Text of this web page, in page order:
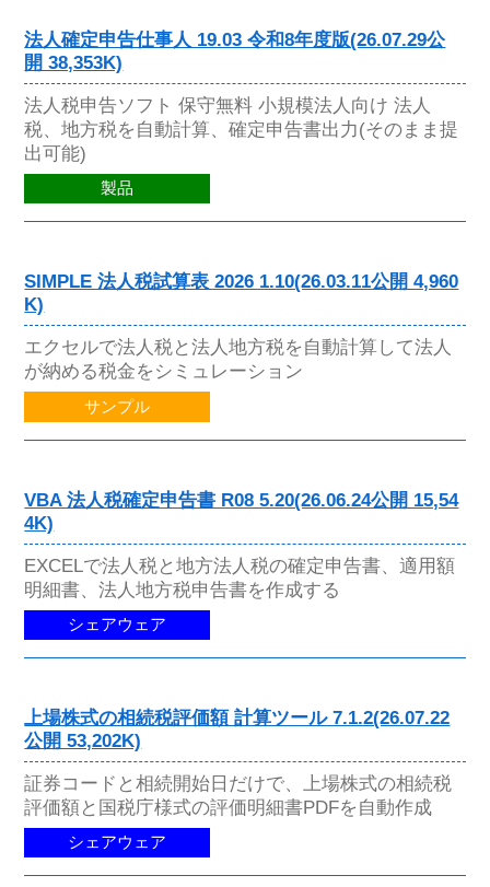
法人確定申告仕事人 19.03 令和8年度版(26.07.29公
開 38,353K)
法人税申告ソフト 保守無料 小規模法人向け 法人
税、地方税を自動計算、確定申告書出力(そのまま提
出可能)
製品
SIMPLE 法人税試算表 2026 1.10(26.03.11公開 4,960
K)
エクセルで法人税と法人地方税を自動計算して法人
が納める税金をシミュレーション
サンプル
VBA 法人税確定申告書 R08 5.20(26.06.24公開 15,54
4K)
EXCELで法人税と地方法人税の確定申告書、適用額
明細書、法人地方税申告書を作成する
シェアウェア
上場株式の相続税評価額 計算ツール 7.1.2(26.07.22
公開 53,202K)
証券コードと相続開始日だけで、上場株式の相続税
評価額と国税庁様式の評価明細書PDFを自動作成
シェアウェア